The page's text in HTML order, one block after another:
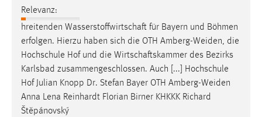
Relevanz:
hreitenden Wasserstoffwirtschaft für Bayern und Böhmen
erfolgen. Hierzu haben sich die OTH Amberg-Weiden, die
Hochschule Hof und die Wirtschaftskammer des Bezirks
Karlsbad zusammengeschlossen. Auch [...] Hochschule
Hof Julian Knopp Dr. Stefan Bayer OTH Amberg-Weiden
Anna Lena Reinhardt Florian Birner KHKKK Richard
Štěpánovský
Name:
_pk_ref, _pk_cvar, _pk_id, _pk_ses
Zweck:
Zugriffsstatistik
Cookie Laufzeit:
Max. 13 Monate